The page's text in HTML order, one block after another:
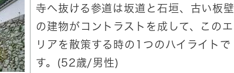
寺へ抜ける参道は坂道と石垣、古い板壁
の建物がコントラストを成して、このエ
リアを散策する時の1つのハイライトで
す。(52歳/男性)